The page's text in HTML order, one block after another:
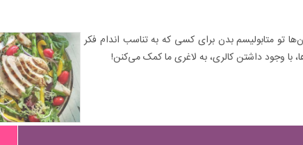
تو متابولیسم بدن برای کسی که به تناسب اندام فکر
با وجود داشتن کالری، به لاغری ما کمک می‌کنن!